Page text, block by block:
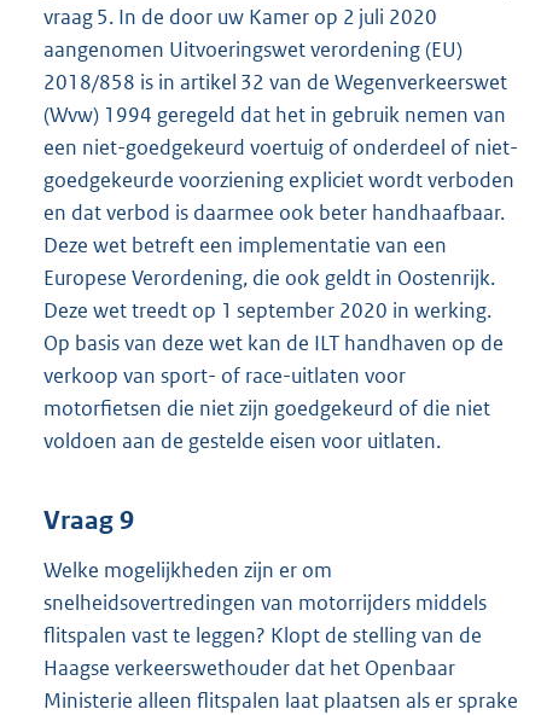
vraag 5. In de door uw Kamer op 2 juli 2020
aangenomen Uitvoeringswet verordening (EU)
2018/858 is in artikel 32 van de Wegenverkeerswet
(Wvw) 1994 geregeld dat het in gebruik nemen van
een niet-goedgekeurd voertuig of onderdeel of niet-
goedgekeurde voorziening expliciet wordt verboden
en dat verbod is daarmee ook beter handhaafbaar.
Deze wet betreft een implementatie van een
Europese Verordening, die ook geldt in Oostenrijk.
Deze wet treedt op 1 september 2020 in werking.
Op basis van deze wet kan de ILT handhaven op de
verkoop van sport- of race-uitlaten voor
motorfietsen die niet zijn goedgekeurd of die niet
voldoen aan de gestelde eisen voor uitlaten.
Vraag 9
Welke mogelijkheden zijn er om
snelheidsovertredingen van motorrijders middels
flitspalen vast te leggen? Klopt de stelling van de
Haagse verkeerswethouder dat het Openbaar
Ministerie alleen flitspalen laat plaatsen als er sprake